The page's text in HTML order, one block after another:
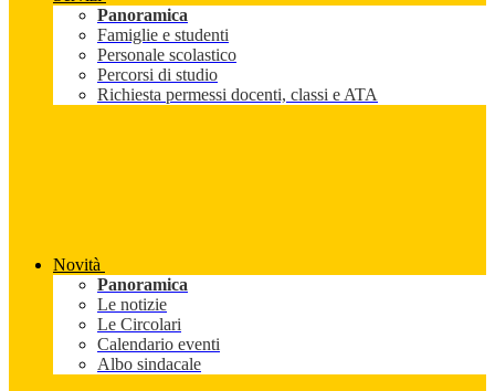
Panoramica
Famiglie e studenti
Personale scolastico
Percorsi di studio
Richiesta permessi docenti, classi e ATA
Novità
Panoramica
Le notizie
Le Circolari
Calendario eventi
Albo sindacale